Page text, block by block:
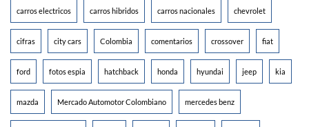
carros electricos carros hibridos carros nacionales chevrolet
cifras city cars Colombia comentarios crossover fiat
ford fotos espia hatchback honda hyundai jeep kia
mazda Mercado Automotor Colombiano mercedes benz